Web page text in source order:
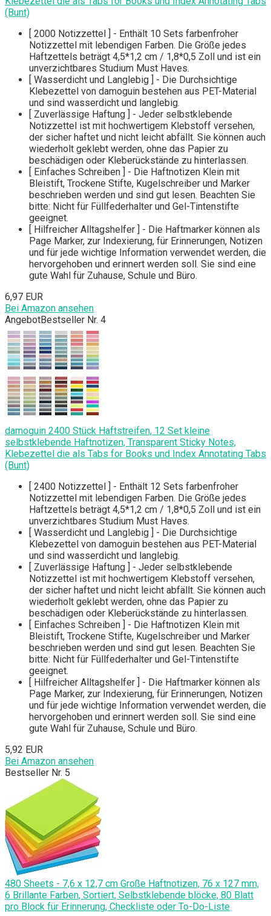
(Bunt)
[ 2000 Notizzettel ] - Enthält 10 Sets farbenfroher
Notizzettel mit lebendigen Farben. Die Größe jedes
Haftzettels beträgt 4,5*1,2 cm / 1,8*0,5 Zoll und ist ein
unverzichtbares Studium Must Haves.
[ Wasserdicht und Langlebig ] - Die Durchsichtige
Klebezettel von damoguin bestehen aus PET-Material
und sind wasserdicht und langlebig.
[ Zuverlässige Haftung ] - Jeder selbstklebende
Notizzettel ist mit hochwertigem Klebstoff versehen,
der sicher haftet und nicht leicht abfällt. Sie können auch
wiederholt geklebt werden, ohne das Papier zu
beschädigen oder Kleberückstände zu hinterlassen.
[ Einfaches Schreiben ] - Die Haftnotizen Klein mit
Bleistift, Trockene Stifte, Kugelschreiber und Marker
beschrieben werden und sind gut lesen. Beachten Sie
bitte: Nicht für Füllfederhalter und Gel-Tintenstifte
geeignet.
[ Hilfreicher Alltagshelfer ] - Die Haftmarker können als
Page Marker, zur Indexierung, für Erinnerungen, Notizen
und für jede wichtige Information verwendet werden, die
hervorgehoben und erinnert werden soll. Sie sind eine
gute Wahl für Zuhause, Schule und Büro.
6,97 EUR
Bei Amazon ansehen
AngebotBestseller Nr. 4
damoguin 2400 Stück Haftstreifen, 12 Set kleine
selbstklebende Haftnotizen, Transparent Sticky Notes,
Klebezettel die als Tabs for Books und Index Annotating Tabs
(Bunt)
[ 2400 Notizzettel ] - Enthält 12 Sets farbenfroher
Notizzettel mit lebendigen Farben. Die Größe jedes
Haftzettels beträgt 4,5*1,2 cm / 1,8*0,5 Zoll und ist ein
unverzichtbares Studium Must Haves.
[ Wasserdicht und Langlebig ] - Die Durchsichtige
Klebezettel von damoguin bestehen aus PET-Material
und sind wasserdicht und langlebig.
[ Zuverlässige Haftung ] - Jeder selbstklebende
Notizzettel ist mit hochwertigem Klebstoff versehen,
der sicher haftet und nicht leicht abfällt. Sie können auch
wiederholt geklebt werden, ohne das Papier zu
beschädigen oder Kleberückstände zu hinterlassen.
[ Einfaches Schreiben ] - Die Haftnotizen Klein mit
Bleistift, Trockene Stifte, Kugelschreiber und Marker
beschrieben werden und sind gut lesen. Beachten Sie
bitte: Nicht für Füllfederhalter und Gel-Tintenstifte
geeignet.
[ Hilfreicher Alltagshelfer ] - Die Haftmarker können als
Page Marker, zur Indexierung, für Erinnerungen, Notizen
und für jede wichtige Information verwendet werden, die
hervorgehoben und erinnert werden soll. Sie sind eine
gute Wahl für Zuhause, Schule und Büro.
5,92 EUR
Bei Amazon ansehen
Bestseller Nr. 5
480 Sheets - 7,6 x 12,7 cm Große Haftnotizen, 76 x 127 mm,
6 Brillante Farben, Sortiert, Selbstklebende blöcke, 80 Blatt
pro Block für Erinnerung, Checkliste oder To-Do-Liste